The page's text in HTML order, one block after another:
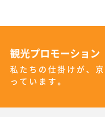
観光プロモーション
私たちの仕掛けが、
っています。